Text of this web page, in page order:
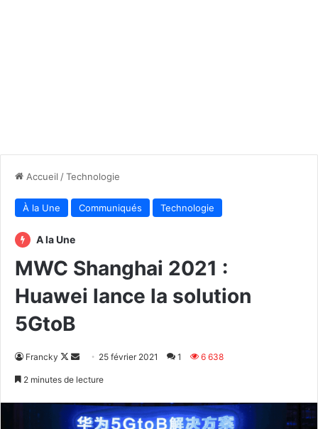
Accueil /Technologie
À la Une Communiqués Technologie
A la Une
MWC Shanghai 2021 :
Huawei lance la solution
5GtoB
Francky
Follow
Envoyer25 février 2021 1 6 638
2 minutes de lecture